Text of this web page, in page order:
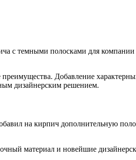
с темными полосками для компании
Добавление
дизайнерским решением.
на кирпич дополнительную
материал и новейшие